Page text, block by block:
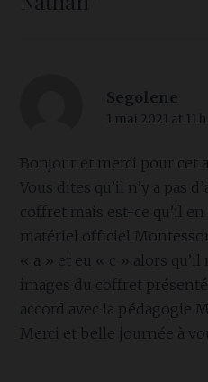
Segolene
1 mai 2021 at 11
Bonjour et merci pour cet
Vous dites qu’il n’y a pas
coffret mais est-ce qu’il
matériel officiel
« a » et eu « c » alors qu’il
images du coffret
accord avec la pédagogie
Merci et belle journée à